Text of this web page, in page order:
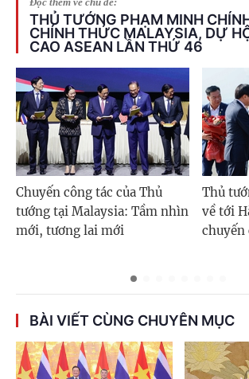
THỦ TƯỚNG PHẠM MINH
CHÍNH THỨC MALAYSIA, DỰ
CAO ASEAN LẦN THỨ 46
Chuyến công tác của Thủ
tướng tại Malaysia: Tầm nhìn
mới, tương lai mới
Thủ
về tới
chuyến
BÀI VIẾT CÙNG CHUYÊN MỤC